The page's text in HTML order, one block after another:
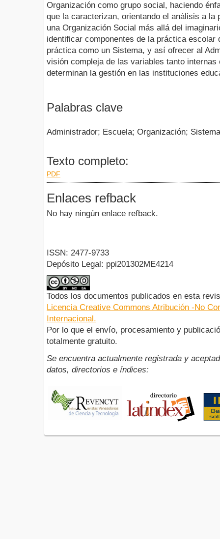
Organización como grupo social, haciendo
que la caracterizan, orientando el análisis a la
una Organización Social más allá del
identificar componentes de la práctica escolar
práctica como un Sistema, y así ofrecer al
visión compleja de las variables tanto
determinan la gestión en las instituciones
Palabras clave
Administrador; Escuela; Organización;
Texto completo:
PDF
Enlaces refback
No hay ningún enlace refback.
ISSN: 2477-9733
Depósito Legal: ppi201302ME4214
Todos los documentos publicados en esta
Licencia Creative Commons Atribución -No
Internacional.
Por lo que el envío, procesamiento y
totalmente gratuito.
Se encuentra actualmente registrada y
datos, directorios e índices: